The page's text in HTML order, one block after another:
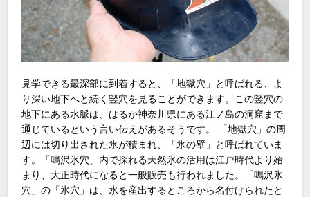
見学できる最深部に到着すると、「地獄穴」と呼ばれる、よ
り深い地下へと続く竪穴を見ることができます。この竪穴の
地下にある水脈は、はるか神奈川県にある江ノ島の洞窟まで
通じているという言い伝えがあるそうです。 「地獄穴」の周
辺には切り出された氷が積まれ、「氷の壁」と呼ばれていま
す。「鳴沢氷穴」内で採れる天然氷の活用は江戸時代より始
まり、大正時代になると一般販売も行われました。「鳴沢氷
穴」の「氷穴」は、氷を産出するところから名付けられたと